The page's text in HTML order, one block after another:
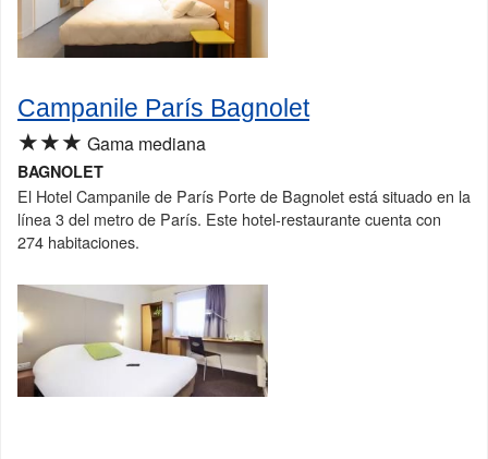
Campanile París Bagnolet
★★★ Gama mediana
BAGNOLET
El Hotel Campanile de París Porte de Bagnolet está situado en la
línea 3 del metro de París. Este hotel-restaurante cuenta con
274 habitaciones.